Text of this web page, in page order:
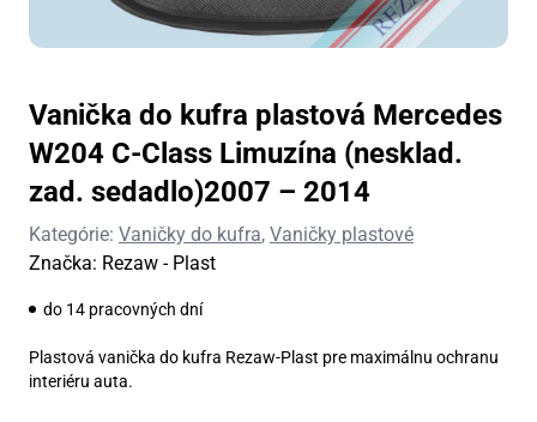
Vanička do kufra plastová Mercedes
W204 C-Class Limuzína (nesklad.
zad. sedadlo)2007 – 2014
Kategórie: Vaničky do kufra, Vaničky plastové
Značka: Rezaw - Plast
do 14 pracovných dní
Plastová vanička do kufra Rezaw-Plast pre maximálnu ochranu
interiéru auta.